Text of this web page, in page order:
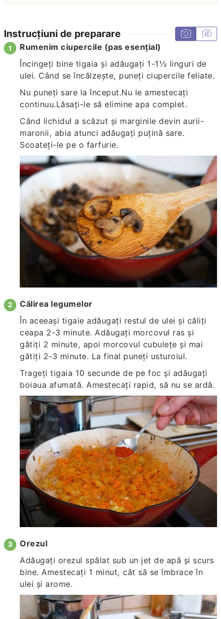
Instrucțiuni de preparare
Rumenim ciupercile (pas esențial)
Încingeți bine tigaia și adăugați 1-1½ linguri de
ulei. Când se încălzește, puneți ciupercile feliate.
Nu puneți sare la început.Nu le amestecați
continuu.Lăsați-le să elimine apa complet.
Când lichidul a scăzut și marginile devin aurii-
maronii, abia atunci adăugați puțină sare.
Scoateți-le pe o farfurie.
Călirea legumelor
În aceeași tigaie adăugați restul de ulei și căliți
ceapa 2-3 minute. Adăugați morcovul ras și
gătiți 2 minute, apoi morcovul cubulețe și mai
gătiți 2-3 minute. La final puneți usturoiul.
Trageți tigaia 10 secunde de pe foc și adăugați
boiaua afumată. Amestecați rapid, să nu se ardă.
Orezul
Adăugați orezul spălat sub un jet de apă și scurs
bine. Amestecați 1 minut, cât să se îmbrace în
ulei și arome.